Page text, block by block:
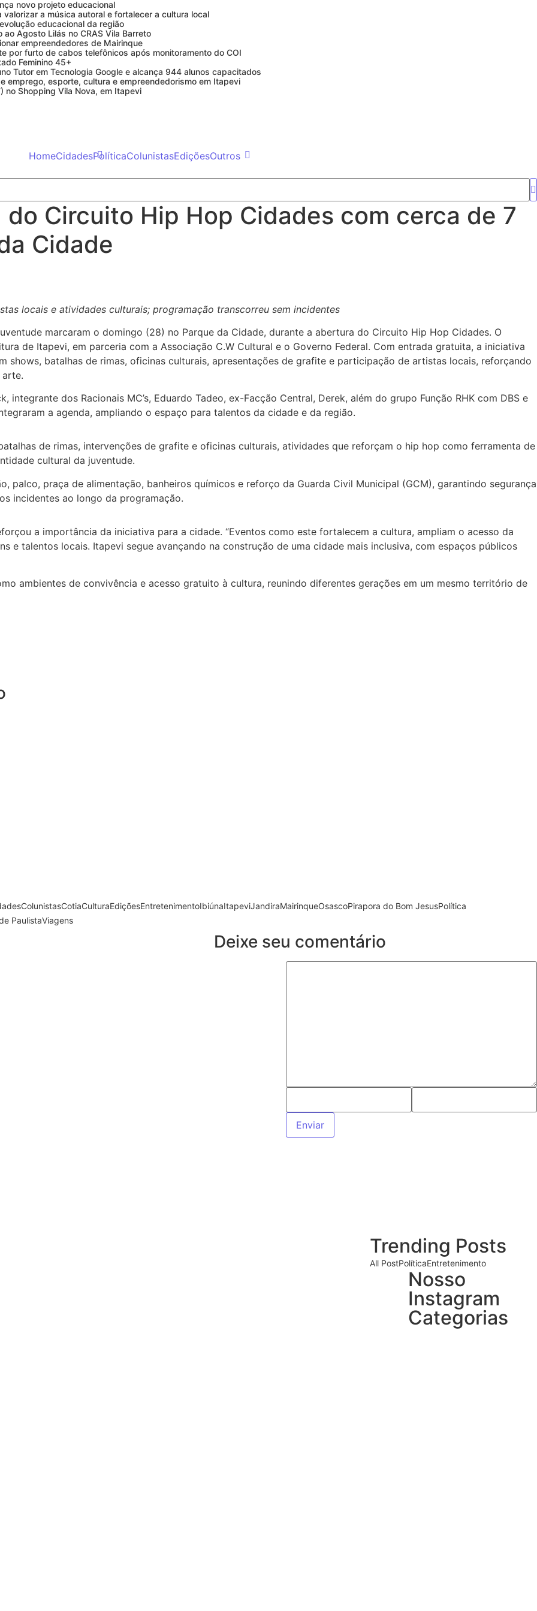
novo projeto educacional
a música autoral e fortalecer a cultura local
educacional da região
Agosto Lilás no CRAS Vila Barreto
empreendedores de Mairinque
por furto de cabos telefônicos após monitoramento do COI
Feminino 45+
Tutor em Tecnologia Google e alcança 944 alunos capacitados
emprego, esporte, cultura e empreendedorismo em Itapevi
no Shopping Vila Nova, em Itapevi
HomeCidadesPolíticaColunistasEdiçõesOutros
Circuito Hip Hop Cidades com cerca de 7
Cidade
locais e atividades culturais; programação transcorreu sem incidentes
marcaram o domingo (28) no Parque da Cidade, durante a abertura do Circuito Hip Hop Cidades. O
de Itapevi, em parceria com a Associação C.W Cultural e o Governo Federal. Com entrada gratuita, a iniciativa
shows, batalhas de rimas, oficinas culturais, apresentações de grafite e participação de artistas locais, reforçando
dos Racionais MC’s, Eduardo Tadeo, ex-Facção Central, Derek, além do grupo Função RHK com DBS e
a agenda, ampliando o espaço para talentos da cidade e da região.
de rimas, intervenções de grafite e oficinas culturais, atividades que reforçam o hip hop como ferramenta de
cultural da juventude.
palco, praça de alimentação, banheiros químicos e reforço da Guarda Civil Municipal (GCM), garantindo segurança
incidentes ao longo da programação.
a importância da iniciativa para a cidade. “Eventos como este fortalecem a cultura, ampliam o acesso da
e talentos locais. Itapevi segue avançando na construção de uma cidade mais inclusiva, com espaços públicos
ambientes de convivência e acesso gratuito à cultura, reunindo diferentes gerações em um mesmo território de
ColunistasCotiaCulturaEdiçõesEntretenimentoIbiúnaItapeviJandiraMairinqueOsascoPirapora do Bom JesusPolítica
PaulistaViagens
Deixe seu comentário
Trending Posts
All PostPolíticaEntretenimento
Nosso
Instagram
Categorias